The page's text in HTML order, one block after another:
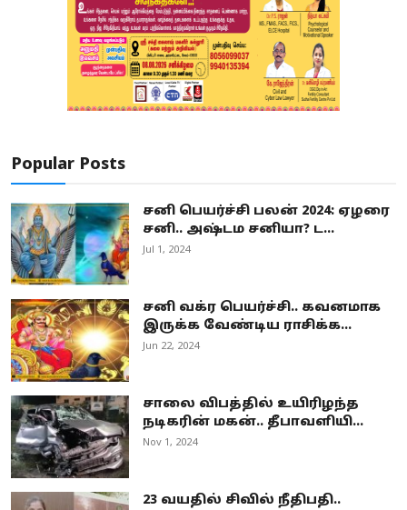
Popular Posts
சனி பெயர்ச்சி பலன் 2024: ஏழரை
சனி.. அஷ்டம சனியா? ட...
Jul 1, 2024
சனி வக்ர பெயர்ச்சி.. கவனமாக
இருக்க வேண்டிய ராசிக்க...
Jun 22, 2024
சாலை விபத்தில் உயிரிழந்த
நடிகரின் மகன்.. தீபாவளியி...
Nov 1, 2024
23 வயதில் சிவில் நீதிபதி..